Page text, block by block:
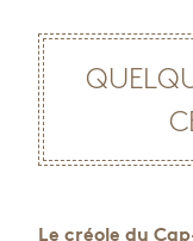
Le créole du